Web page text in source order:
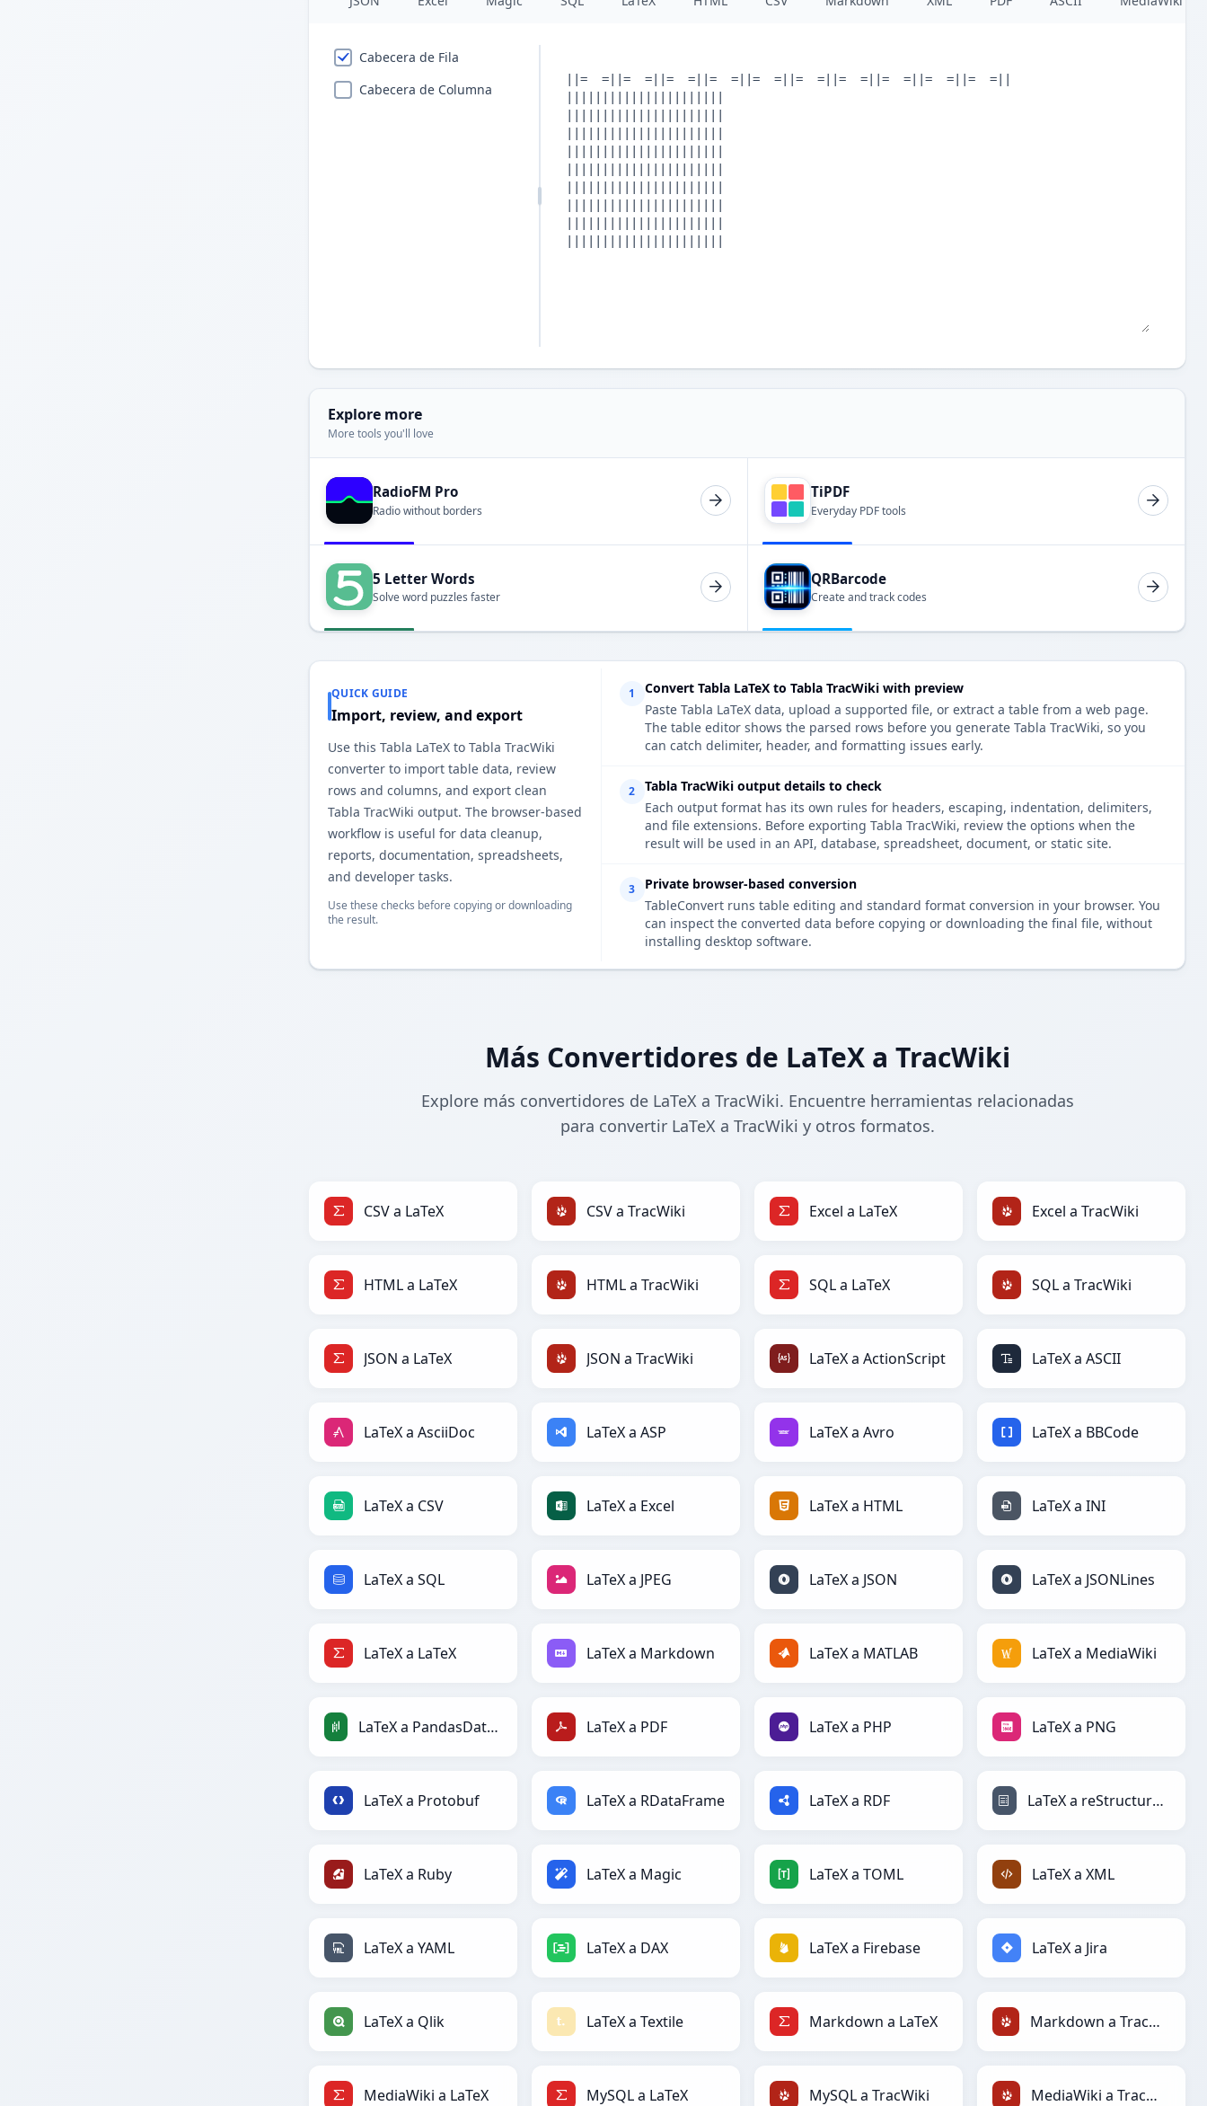
Cabecera de Fila
Cabecera de Columna
Explore more
More tools you'll love
RadioFM Pro
Radio without borders
TiPDF
Everyday PDF tools
5 Letter Words
Solve word puzzles faster
QRBarcode
Create and track codes
QUICK GUIDE
Import, review, and export
Use this Tabla LaTeX to Tabla TracWiki
converter to import table data, review
rows and columns, and export clean
Tabla TracWiki output. The browser-based
workflow is useful for data cleanup,
reports, documentation, spreadsheets,
and developer tasks.
Use these checks before copying or downloading
the result.
1
Convert Tabla LaTeX to Tabla TracWiki with preview
Paste Tabla LaTeX data, upload a supported file, or extract a table from a web page.
The table editor shows the parsed rows before you generate Tabla TracWiki, so you
can catch delimiter, header, and formatting issues early.
2
Tabla TracWiki output details to check
Each output format has its own rules for headers, escaping, indentation, delimiters,
and file extensions. Before exporting Tabla TracWiki, review the options when the
result will be used in an API, database, spreadsheet, document, or static site.
3
Private browser-based conversion
TableConvert runs table editing and standard format conversion in your browser. You
can inspect the converted data before copying or downloading the final file, without
installing desktop software.
Más Convertidores de LaTeX a TracWiki
Explore más convertidores de LaTeX a TracWiki. Encuentre herramientas relacionadas
para convertir LaTeX a TracWiki y otros formatos.
CSV a LaTeX CSV a TracWiki Excel a LaTeX Excel a TracWiki
HTML a LaTeX HTML a TracWiki SQL a LaTeX SQL a TracWiki
JSON a LaTeX JSON a TracWiki LaTeX a ActionScript LaTeX a ASCII
LaTeX a AsciiDoc LaTeX a ASP LaTeX a Avro LaTeX a BBCode
LaTeX a CSV LaTeX a Excel LaTeX a HTML LaTeX a INI
LaTeX a SQL LaTeX a JPEG LaTeX a JSON LaTeX a JSONLines
LaTeX a LaTeX LaTeX a Markdown LaTeX a MATLAB LaTeX a MediaWiki
LaTeX a PandasDataFrame LaTeX a PDF LaTeX a PHP LaTeX a PNG
LaTeX a Protobuf LaTeX a RDataFrame LaTeX a RDF LaTeX a reStructuredText
LaTeX a Ruby LaTeX a Magic LaTeX a TOML LaTeX a XML
LaTeX a YAML LaTeX a DAX LaTeX a Firebase LaTeX a Jira
LaTeX a Qlik LaTeX a Textile Markdown a LaTeX Markdown a TracWiki
MediaWiki a LaTeX MySQL a LaTeX MySQL a TracWiki MediaWiki a TracWiki